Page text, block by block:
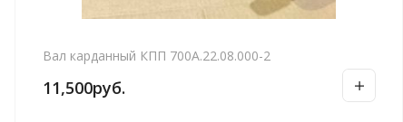
Вал карданный КПП 700А.22.08.000-2
11,500руб.